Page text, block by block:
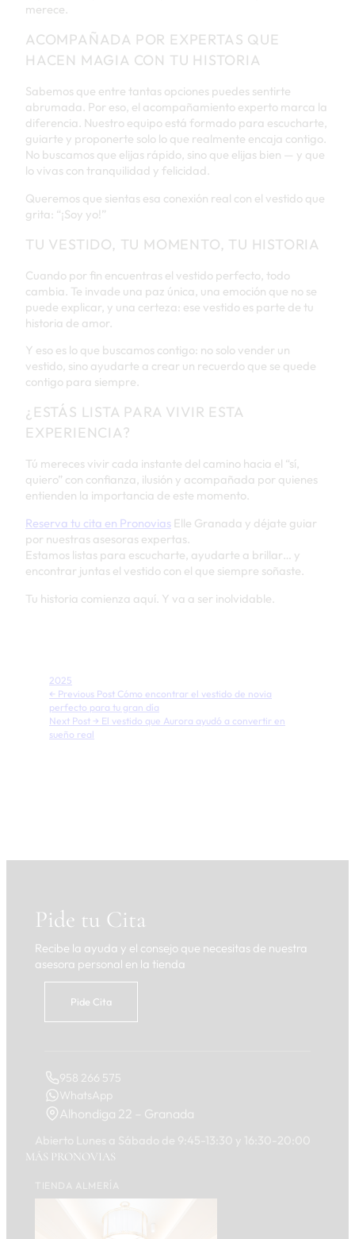
merece.
ACOMPAÑADA POR EXPERTAS QUE
HACEN MAGIA CON TU HISTORIA
Sabemos que entre tantas opciones puedes sentirte
abrumada. Por eso, el acompañamiento experto marca la
diferencia. Nuestro equipo está formado para escucharte,
guiarte y proponerte solo lo que realmente encaja contigo.
No buscamos que elijas rápido, sino que elijas bien — y que
lo vivas con tranquilidad y felicidad.
Queremos que sientas esa conexión real con el vestido que
grita: “¡Soy yo!”
TU VESTIDO, TU MOMENTO, TU HISTORIA
Cuando por fin encuentras el vestido perfecto, todo
cambia. Te invade una paz única, una emoción que no se
puede explicar, y una certeza: ese vestido es parte de tu
historia de amor.
Y eso es lo que buscamos contigo: no solo vender un
vestido, sino ayudarte a crear un recuerdo que se quede
contigo para siempre.
¿ESTÁS LISTA PARA VIVIR ESTA
EXPERIENCIA?
Tú mereces vivir cada instante del camino hacia el “sí,
quiero” con confianza, ilusión y acompañada por quienes
entienden la importancia de este momento.
Reserva tu cita en Pronovias Elle Granada y déjate guiar
por nuestras asesoras expertas.
Estamos listas para escucharte, ayudarte a brillar… y
encontrar juntas el vestido con el que siempre soñaste.
Tu historia comienza aquí. Y va a ser inolvidable.
2025
← Previous Post Cómo encontrar el vestido de novia
perfecto para tu gran día
Next Post → El vestido que Aurora ayudó a convertir en
sueño real
Pide tu Cita
Recibe la ayuda y el consejo que necesitas de nuestra
asesora personal en la tienda
Pide Cita
958 266 575
WhatsApp
Alhondiga 22 – Granada
MÁS PRONOVIAS